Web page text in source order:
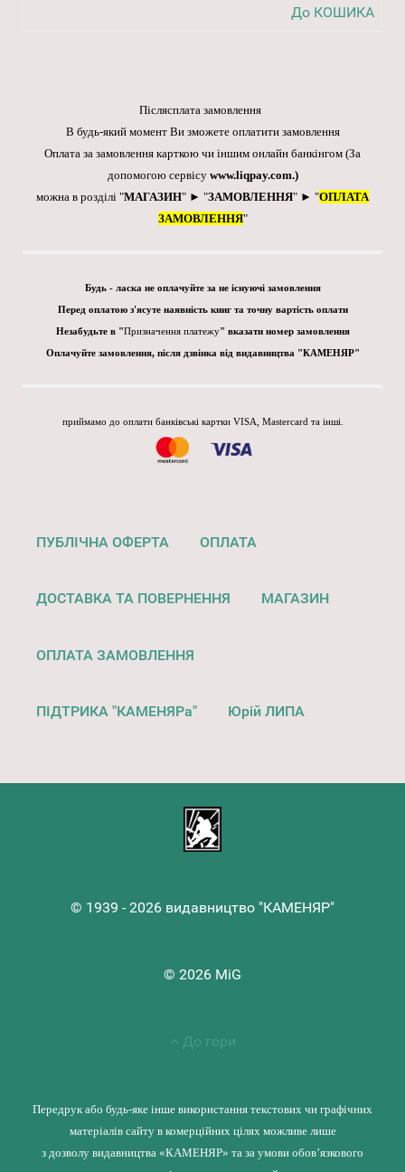
До КОШИКА
Післясплата замовлення
В будь-який момент Ви зможете оплатити замовлення
Оплата за замовлення карткою чи іншим онлайн банкінгом (За
допомогою сервісу www.liqpay.com.)
можна в розділі "МАГАЗИН" ► "ЗАМОВЛЕННЯ" ► "ОПЛАТА
ЗАМОВЛЕННЯ"
Будь - ласка не оплачуйте за не існуючі замовлення
Перед оплатою з'ясуте наявність книг та точну вартість оплати
Незабудьте в "Призначення платежу" вказати номер замовлення
Оплачуйте замовлення, після дзвінка від видавництва "КАМЕНЯР"
приймамо до оплати банківські картки VISA, Mastercard та інші.
ПУБЛІЧНА ОФЕРТА ОПЛАТА
ДОСТАВКА ТА ПОВЕРНЕННЯ МАГАЗИН
ОПЛАТА ЗАМОВЛЕННЯ
ПІДТРИКА "КАМЕНЯРа" Юрій ЛИПА
© 1939 - 2026 видавництво "КАМЕНЯР"
© 2026 MiG
До гори
Передрук або будь-яке інше використання текстових чи графічних
матеріалів сайту в комерційних цілях можливе лише
з дозволу видавництва «КАМЕНЯР» та за умови обов’язкового